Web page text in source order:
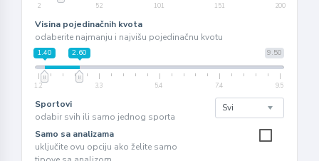
2 52 101 151 200
Visina pojedinačnih kvota
odaberite najmanju i najvišu pojedinačnu kvotu
9.50
1.40 2.60
1.2 3.3 5.4 7.4 9.5
Sportovi
odabir svih ili samo jednog sporta
Samo sa analizama
uključite ovu opciju ako želite samo